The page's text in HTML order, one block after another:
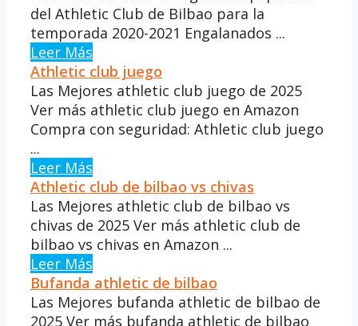
del Athletic Club de Bilbao para la
temporada 2020-2021 Engalanados ...
Leer Más
Athletic club juego
Las Mejores athletic club juego de 2025
Ver más athletic club juego en Amazon
Compra con seguridad: Athletic club juego
...
Leer Más
Athletic club de bilbao vs chivas
Las Mejores athletic club de bilbao vs
chivas de 2025 Ver más athletic club de
bilbao vs chivas en Amazon ...
Leer Más
Bufanda athletic de bilbao
Las Mejores bufanda athletic de bilbao de
2025 Ver más bufanda athletic de bilbao